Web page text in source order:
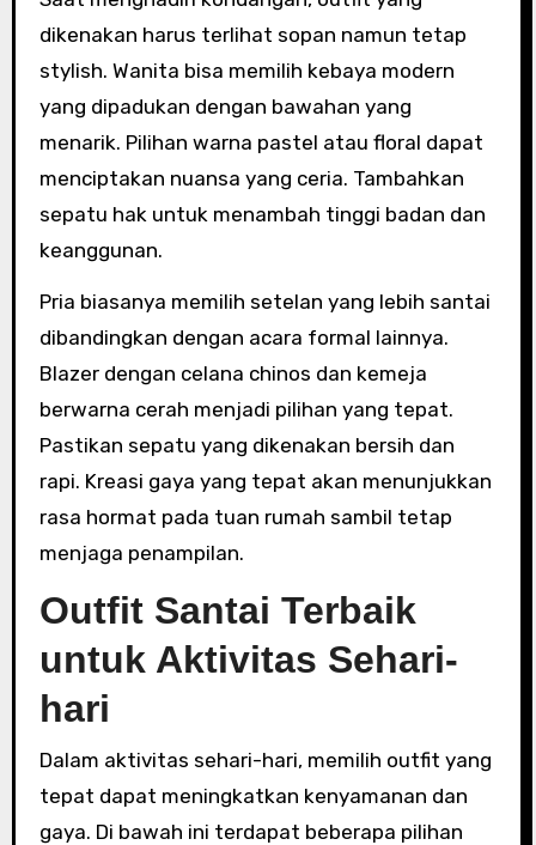
dikenakan harus terlihat sopan namun tetap
stylish. Wanita bisa memilih kebaya modern
yang dipadukan dengan bawahan yang
menarik. Pilihan warna pastel atau floral dapat
menciptakan nuansa yang ceria. Tambahkan
sepatu hak untuk menambah tinggi badan dan
keanggunan.
Pria biasanya memilih setelan yang lebih santai
dibandingkan dengan acara formal lainnya.
Blazer dengan celana chinos dan kemeja
berwarna cerah menjadi pilihan yang tepat.
Pastikan sepatu yang dikenakan bersih dan
rapi. Kreasi gaya yang tepat akan menunjukkan
rasa hormat pada tuan rumah sambil tetap
menjaga penampilan.
Outfit Santai Terbaik
untuk Aktivitas Sehari-
hari
Dalam aktivitas sehari-hari, memilih outfit yang
tepat dapat meningkatkan kenyamanan dan
gaya. Di bawah ini terdapat beberapa pilihan